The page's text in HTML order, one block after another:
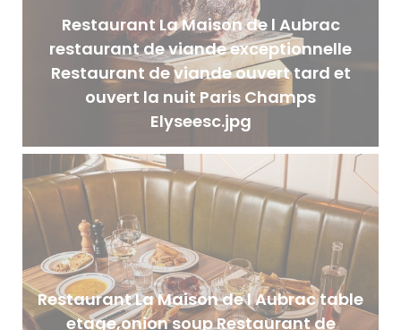
Restaurant La Maison de l Aubrac
restaurant de viande exceptionnelle
Restaurant de viande ouvert tard et
ouvert la nuit Paris Champs
Elyseesc.jpg
Restaurant La Maison de l Aubrac table
etage,onion soup Restaurant de